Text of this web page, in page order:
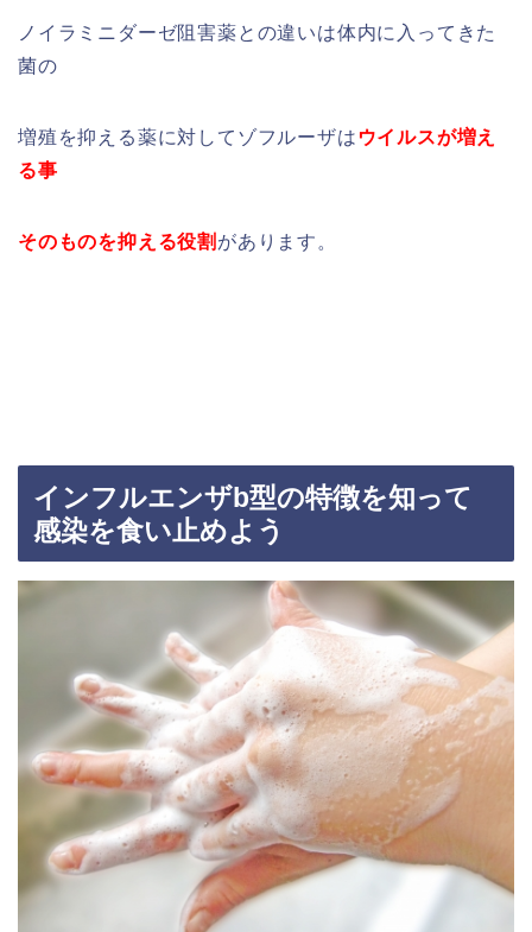
ノイラミニダーゼ阻害薬との違いは体内に入ってきた
菌の
増殖を抑える薬に対してゾフルーザは ウイルスが増え
る事
そのものを抑える役割 があります。
インフルエンザb型の特徴を知って
感染を食い止めよう